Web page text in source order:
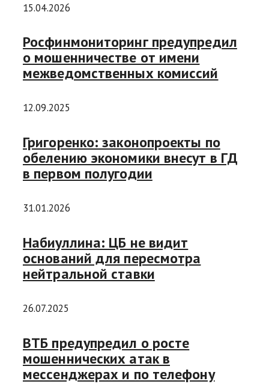
15.04.2026
Росфинмониторинг предупредил
о мошенничестве от имени
межведомственных комиссий
12.09.2025
Григоренко: законопроекты по
обелению экономики внесут в ГД
в первом полугодии
31.01.2026
Набиуллина: ЦБ не видит
оснований для пересмотра
нейтральной ставки
26.07.2025
ВТБ предупредил о росте
мошеннических атак в
мессенджерах и по телефону